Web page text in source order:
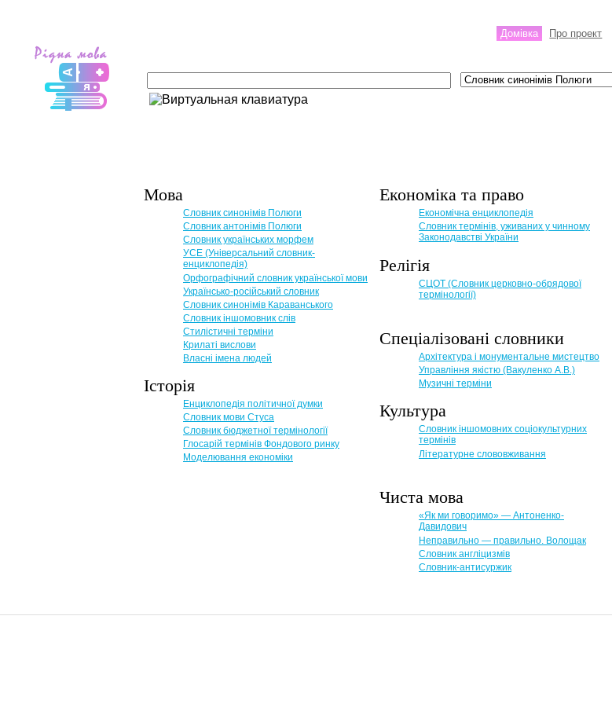
Домівка Про проект
Мова
Словник синонімів Полюги
Словник антонімів Полюги
Словник українських морфем
УСЕ (Універсальний словник-
енциклопедія)
Орфографічний словник української мови
Українсько-російський словник
Словник синонімів Караванського
Словник іншомовник слів
Стилістичні терміни
Крилаті вислови
Власні імена людей
Історія
Енциклопедія політичної думки
Словник мови Стуса
Словник бюджетної термінології
Глосарій термінів Фондового ринку
Моделювання економіки
Економіка та право
Eкономічна енциклопедія
Словник термінів, уживаних у чинному
Законодавстві України
Релігія
СЦОТ (Словник церковно-обрядової
термінології)
Спеціалізовані словники
Архітектура і монументальне мистецтво
Управління якістю (Вакуленко А.В.)
Музичні терміни
Культура
Словник іншомовних соціокультурних
термінів
Літературне слововживання
Чиста мова
«Як ми говоримо» — Антоненко-
Давидович
Неправильно — правильно. Волощак
Словник англіцизмів
Словник-антисуржик